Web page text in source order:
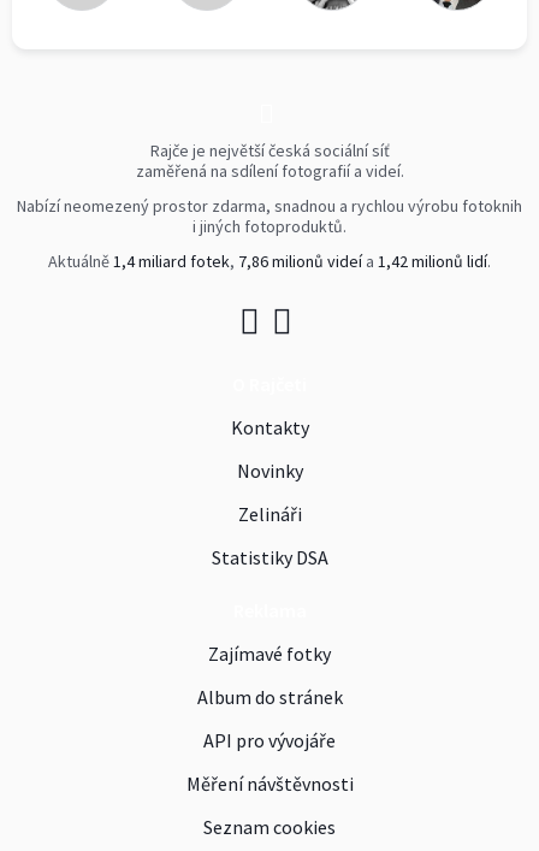
Rajče je největší česká sociální síť
zaměřená na sdílení fotografií a videí.
Nabízí neomezený prostor zdarma, snadnou a rychlou výrobu fotoknih
i jiných fotoproduktů.
Aktuálně1,4 miliard fotek, 7,86 milionů videía 1,42 milionů lidí.
Kontakty
Novinky
Zelináři
Statistiky DSA
Zajímavé fotky
Album do stránek
API pro vývojáře
Měření návštěvnosti
Seznam cookies